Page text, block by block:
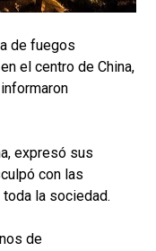
de fuegos
el centro de China,
expresó sus
con las
la sociedad.
de